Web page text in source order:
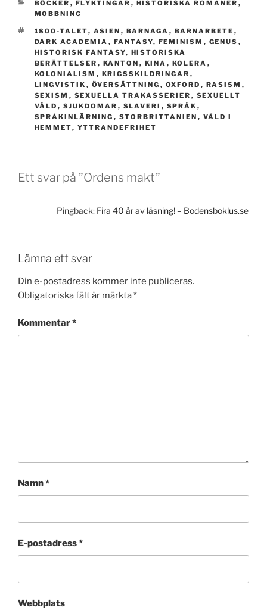
KATEGORIER
BÖCKER , FLYKTINGAR , HISTORISKA ROMANER ,
MOBBNING
TAGGAR
1800-TALET, ASIEN , BARNAGA , BARNARBETE ,
DARK ACADEMIA , FANTASY, FEMINISM , GENUS ,
HISTORISK FANTASY, HISTORISKA
BERÄTTELSER , KANTON , KINA , KOLERA ,
KOLONIALISM , KRIGSSKILDRINGAR ,
LINGVISTIK , ÖVERSÄTTNING , OXFORD , RASISM ,
SEXISM , SEXUELLA TRAKASSERIER , SEXUELLT
VÅLD , SJUKDOMAR , SLAVERI , SPRÅK ,
SPRÅKINLÄRNING , STORBRITTANIEN , VÅLD I
HEMMET, YTTRANDEFRIHET
Ett svar på ”Ordens makt”
Pingback: Fira 40 år av läsning! – Bodensboklus.se
Lämna ett svar
Din e-postadress kommer inte publiceras.
Obligatoriska fält är märkta*
Kommentar*
Namn*
E-postadress*
Webbplats